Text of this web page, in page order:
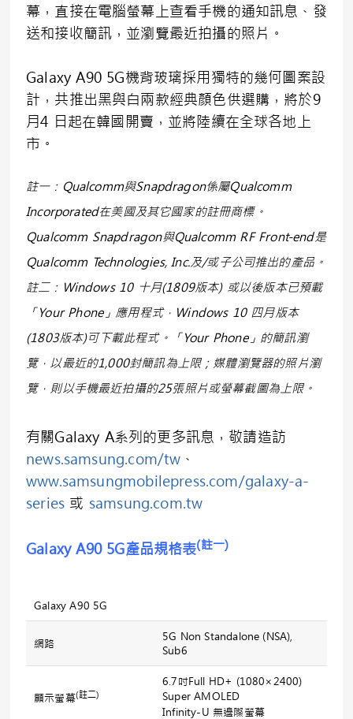
幕，直接在電腦螢幕上查看手機的通知訊息、發
送和接收簡訊，並瀏覽最近拍攝的照片。
Galaxy A90 5G機背玻璃採用獨特的幾何圖案設
計，共推出黑與白兩款經典顏色供選購，將於9
月4 日起在韓國開賣，並將陸續在全球各地上
市。
註一： Qualcomm與Snapdragon係屬Qualcomm
Incorporated在美國及其它國家的註冊商標。
Qualcomm Snapdragon與Qualcomm RF Front-end是
Qualcomm Technologies, Inc.及/或子公司推出的產品。
註二： Windows 10 十月(1809版本) 或以後版本已預載
「Your Phone」應用程式， Windows 10 四月版本
(1803版本)可下載此程式。「Your Phone」的簡訊瀏
覽，以最近的1,000封簡訊為上限；媒體瀏覽器的照片瀏
覽，則以手機最近拍攝的25張照片或螢幕截圖為上限。
有關Galaxy A系列的更多訊息，敬請造訪
news.samsung.com/tw 、
www.samsungmobilepress.com/galaxy-a-
series 或 samsung.com.tw
Galaxy A90 5G產品規格表(註一)
Galaxy A90 5G
網路
5G Non Standalone (NSA),
Sub6
顯示螢幕(註二)
6.7吋Full HD+ (1080×2400)
Super AMOLED
Infinity-U 無邊際螢幕